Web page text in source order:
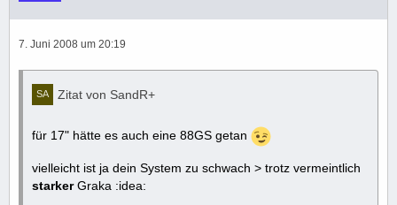
7. Juni 2008 um 20:19
Zitat von SandR+
für 17" hätte es auch eine 88GS getan
vielleicht ist ja dein System zu schwach > trotz vermeintlich
starkerGraka :idea: